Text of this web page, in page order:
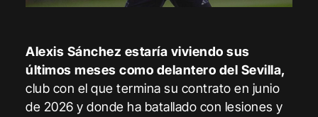
Alexis Sánchez estaría viviendo sus
últimos meses como delantero del Sevilla,
club con el que termina su contrato en junio
de 2026 y donde ha batallado con lesiones y